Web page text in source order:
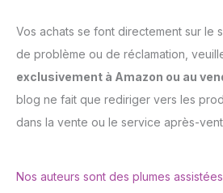
Vos achats se font directement sur le
de problème ou de réclamation,
exclusivement à Amazon ou au
blog ne fait que rediriger vers les
dans la vente ou le service après-
Nos auteurs sont des plumes